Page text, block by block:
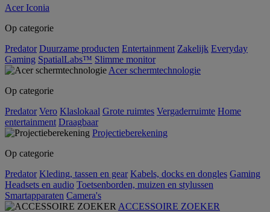
Acer Iconia
Op categorie
Predator Duurzame producten Entertainment Zakelijk Everyday
Gaming SpatialLabs™ Slimme monitor
Acer schermtechnologie
Op categorie
Predator Vero Klaslokaal Grote ruimtes Vergaderruimte Home
entertainment Draagbaar
Projectieberekening
Op categorie
Predator Kleding, tassen en gear Kabels, docks en dongles Gaming
Headsets en audio Toetsenborden, muizen en stylussen
Smartapparaten Camera's
ACCESSOIRE ZOEKER